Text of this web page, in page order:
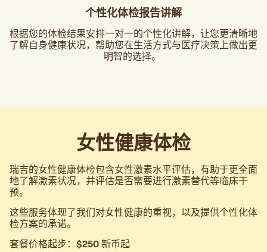
个性化体检报告讲解
根据您的体检结果安排一对一的个性化讲解，让您更清晰地
了解自身健康状况，帮助您在生活方式与医疗决策上做出更
明智的选择。
女性健康体检
瑞吉的女性健康体检包含女性激素水平评估，有助于更全面
地了解激素状况，并评估是否需要进行激素替代等临床干
预。
这些服务体现了我们对女性健康的重视，以及提供个性化体
检方案的承诺。
套餐价格起步： $250 新币起